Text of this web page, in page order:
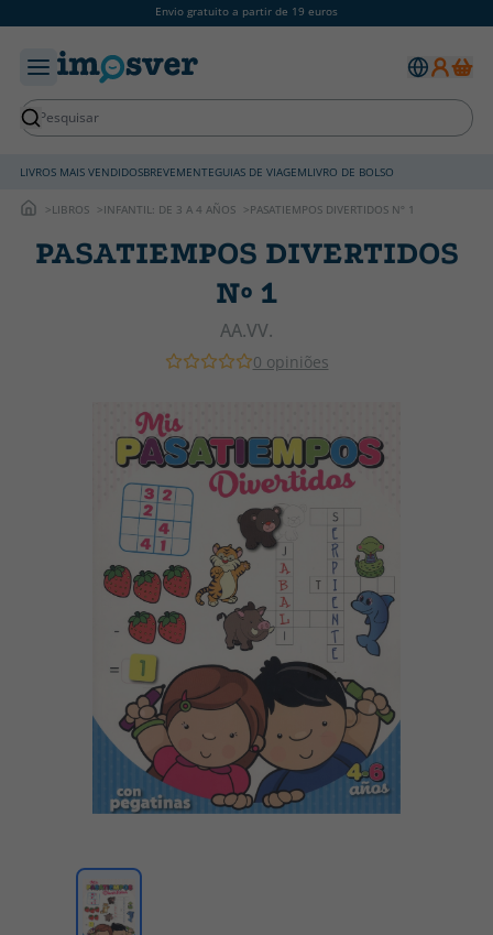
Envio gratuito a partir de 19 euros
LIVROS MAIS VENDIDOSBREVEMENTEGUIAS DE VIAGEMLIVRO DE BOLSO
LIBROS INFANTIL: DE 3 A 4 AÑOS PASATIEMPOS DIVERTIDOS Nº 1
PASATIEMPOS DIVERTIDOS
Nº 1
AA.VV.
0 opiniões